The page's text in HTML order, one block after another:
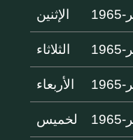
الإثنين
الثلاثاء
الأربعاء
لخميس